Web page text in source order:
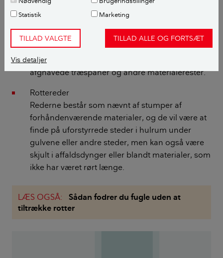
Statistik
Marketing
TILLAD VALGTE TILLAD ALLE OG FORTSÆT
Vis detaljer
Rotterne kan gnave sig igennem de fleste
materialer i paneler, vægge og gulve. Små runde
huller er tegn på rotter. Hold især øje med friske
afgnavede træspåner og andre materialerester.
Rottereder
Rederne består som nævnt af stumper af
forhåndenværende materialer, og de vil være at
finde på uforstyrrede steder i hulrum under
gulvene eller andre steder, men kan også være
skjult i affaldsdynger eller blandt materialer, som
ikke har været rørt længe.
LÆS OGSÅ:
Sådan fodrer du fugle uden at
tiltrække rotter